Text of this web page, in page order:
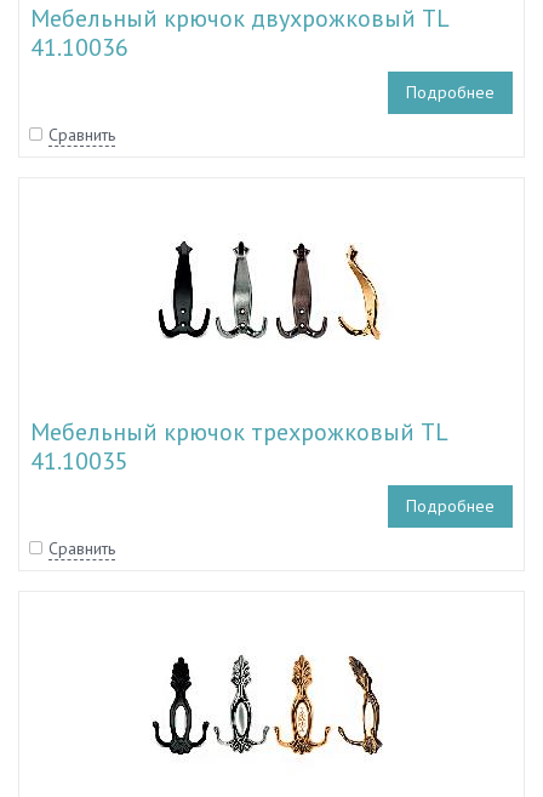
Мебельный крючок двухрожковый TL
41.10036
Подробнее
Сравнить
Мебельный крючок трехрожковый TL
41.10035
Подробнее
Сравнить